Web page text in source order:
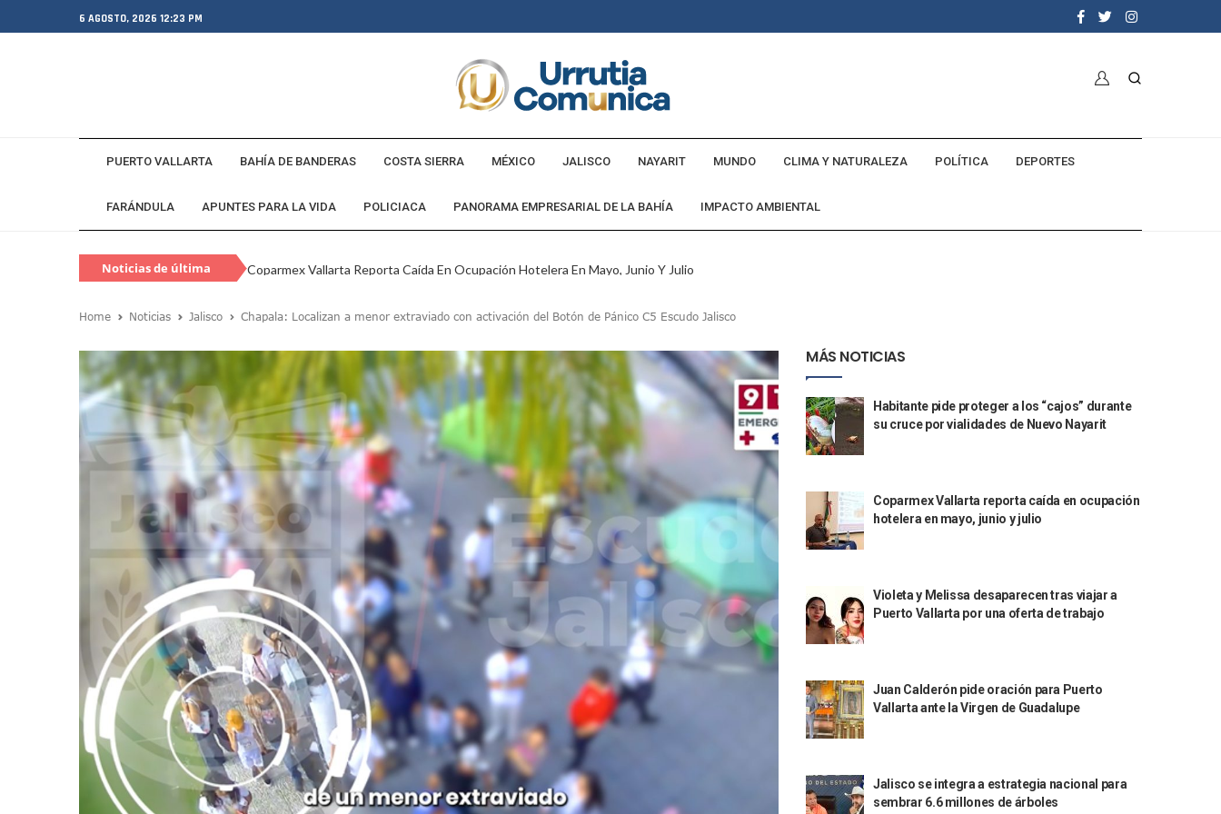
6 AGOSTO, 2026 12:23 PM
PUERTO VALLARTA BAHÍA DE BANDERAS COSTA SIERRA MÉXICO JALISCO NAYARIT MUNDO CLIMA Y NATURALEZA POLÍTICA DEPORTES
FARÁNDULA APUNTES PARA LA VIDA POLICIACA PANORAMA EMPRESARIAL DE LA BAHÍA IMPACTO AMBIENTAL
Noticias de última
Coparmex Vallarta Reporta Caída En Ocupación Hotelera En Mayo, Junio Y Julio
Juan Calderón Pide Oración Para Puerto Vallarta Ante La Virgen De Guadalupe
Frustran Presunto Secuestro Virtual De Un Menor De 13 Años En Puerto Vallarta
Infecciones Respiratorias Encabezan Las Principales Causas De Enfermedad En Jalisco
SIOP Moderniza La Casa De La Cultura En Mascota Con Nuevo Auditorio
Van Por La Reorganización De Los Archivos Municipales En Puerto Vallarta
Estados Unidos Endurece Su Combate Al CJNG Con Nuevos Cargos Y Objetivos Prioritarios
Buscan A Wilber Armando Colmenares Márquez, Desaparecido En Puerto Vallarta
Melissa Madero Exige Aclarar Sustento Legal De Las Descargas Residuales Al Mar
Washington Enfrenta Una Emergencia Ambiental Por Incendios Históricos
Avanza Plan Para Construir Estadio De Tritones Vallarta; Será Financiado Por Privados
Nuevas Concesiones De Taxis En Puerto Vallarta, ¿para Quiénes Aplica Y Cómo Tramitarlas?
Mueren Cuatro Personas Tras Explosión De Una Pipa En Tlaquepaque (VIDEO)
Bruno Blancas Lleva El Mensaje De La Cuarta Transformación A Puerto Vallarta Y Tomatlán
Liberan 180 Crías De Iguana Verde En El Estero El Salado Por Su 26 Aniversario
Puerto Vallarta Participa En Los PriceAgencies Awards 2026 En Ciudad De México
Ofrecerán Asesoría Jurídica Gratuita En Puerto Vallarta Para Emprendedores Y Ciudadanía
Juan Solís E Iris Torres Buscan Integrar La Planilla Del PAN Vallarta Para El 2027
Realizan Operativo Preventivo En Seis Colonias Del Centro De Puerto Vallarta
Arquitecto Luis Munguía Reconoce La Labor Del Personal De Servicios Eficientes
Home Noticias Jalisco Chapala: Localizan a menor extraviado con activación del Botón de Pánico C5 Escudo Jalisco
MÁS NOTICIAS
Habitante pide proteger a los “cajos” durante
su cruce por vialidades de Nuevo Nayarit
Coparmex Vallarta reporta caída en ocupación
hotelera en mayo, junio y julio
Violeta y Melissa desaparecen tras viajar a
Puerto Vallarta por una oferta de trabajo
Juan Calderón pide oración para Puerto
Vallarta ante la Virgen de Guadalupe
Jalisco se integra a estrategia nacional para
sembrar 6.6 millones de árboles